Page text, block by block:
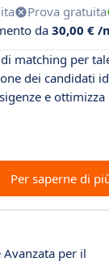
Prova gratuita
da 30,00 € /
matching per
dei candidati
e
Per saperne di
Avanzata per il